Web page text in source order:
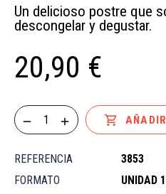
Un delicioso postre que
descongelar y degustar.
20,90 €

REFERENCIA
3853
FORMATO
UNIDAD